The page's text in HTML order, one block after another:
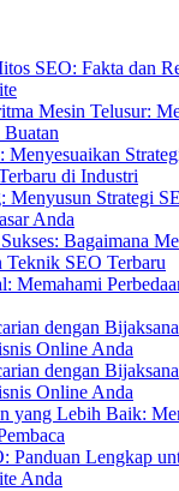
SEO: Fakta dan
Mesin Telusur:
Buatan
Menyesuaikan
di Industri
Menyusun Strategi
Anda
Bagaimana
Teknik SEO Terbaru
Memahami
dengan
Online Anda
dengan
Online Anda
yang Lebih Baik:
Panduan Lengkap
Anda